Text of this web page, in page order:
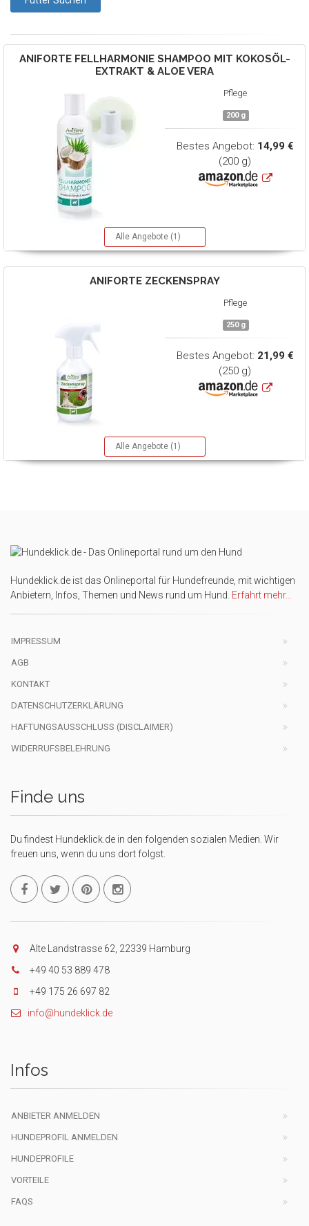
ANIFORTEFELLHARMONIE SHAMPOO MIT KOKOSÖL-
EXTRAKT & ALOE VERA
Pflege
200 g
Bestes Angebot: 14,99 €
(200 g)
Alle Angebote (1)
ANIFORTEZECKENSPRAY
Pflege
250 g
Bestes Angebot: 21,99 €
(250 g)
Alle Angebote (1)
Hundeklick.de ist das Onlineportal für Hundefreunde, mit wichtigen
Anbietern, Infos, Themen und News rund um Hund. Erfahrt mehr...
IMPRESSUM
AGB
KONTAKT
DATENSCHUTZERKLÄRUNG
HAFTUNGSAUSSCHLUSS (DISCLAIMER)
WIDERRUFSBELEHRUNG
Finde uns
Du findest Hundeklick.de in den folgenden sozialen Medien. Wir
freuen uns, wenn du uns dort folgst.
Alte Landstrasse 62, 22339 Hamburg
+49 40 53 889 478
+49 175 26 697 82
info@hundeklick.de
Infos
ANBIETER ANMELDEN
HUNDEPROFIL ANMELDEN
HUNDEPROFILE
VORTEILE
FAQS